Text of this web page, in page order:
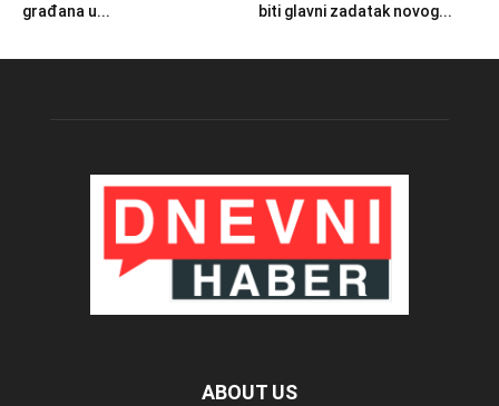
građana u...
biti glavni zadatak novog...
ABOUT US